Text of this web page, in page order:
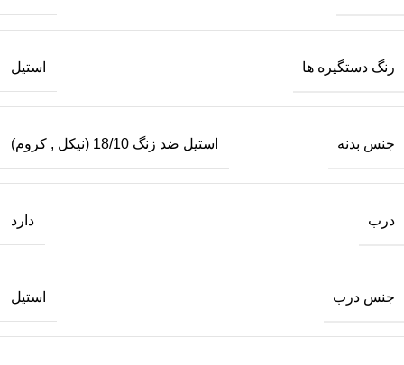
رنگ دستگیره ها استیل
جنس بدنه استیل ضد زنگ 18/10 (نیکل , کروم)
درب دارد
جنس درب استیل